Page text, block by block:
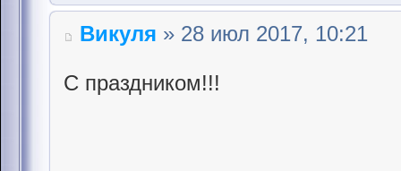
Викуля » 28 июл 2017, 10:21
С праздником!!!